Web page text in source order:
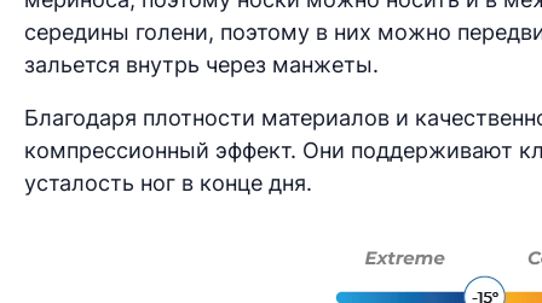
середины голени, поэтому в них можно
зальется внутрь через манжеты.
Благодаря плотности материалов и
компрессионный эффект. Они поддерживают
усталость ног в конце дня.